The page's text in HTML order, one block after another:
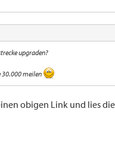
upgraden?
30.000 meilen
obigen Link und lies